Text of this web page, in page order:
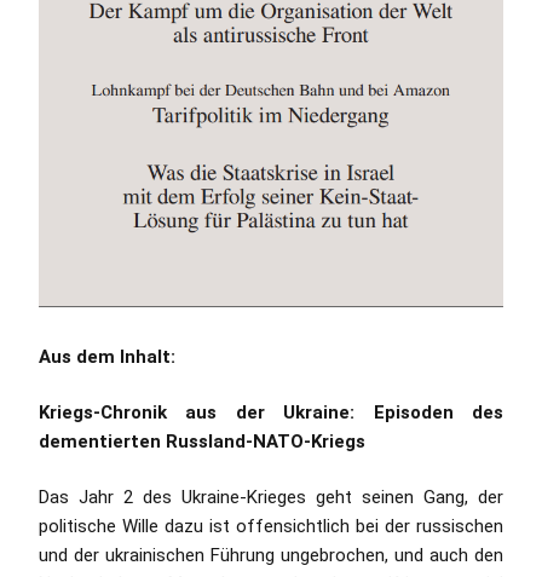
Aus dem Inhalt:
Kriegs-Chronik aus der Ukraine: Episoden des
dementierten Russland-NATO-Kriegs
Das Jahr 2 des Ukraine-Krieges geht seinen Gang, der
politische Wille dazu ist offensichtlich bei der russischen
und der ukrainischen Führung ungebrochen, und auch den